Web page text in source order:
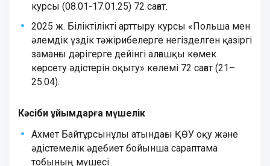
курсы (08.01-17.01.25) 72 сағат.
2025 ж. Біліктілікті арттыру курсы «Польша мен
әлемдік үздік тәжірибелерге негізделген қазіргі
заманғы дәрігерге дейінгі алғашқы көмек
көрсету әдістерін оқыту» көлемі 72 сағат (21–
25.04).
Кәсіби ұйымдарға мүшелік
Ахмет Байтұрсынұлы атындағы ҚӨУ оқу және
әдістемелік әдебиет бойынша сараптама
тобының мүшесі.